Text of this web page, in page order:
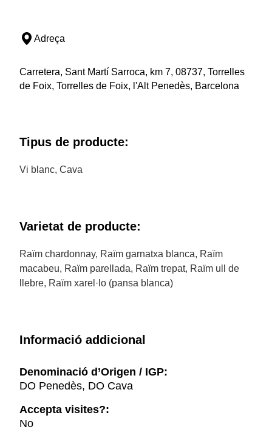
Adreça
Carretera, Sant Martí Sarroca, km 7, 08737, Torrelles
de Foix, Torrelles de Foix, l'Alt Penedès, Barcelona
Tipus de producte:
Vi blanc, Cava
Varietat de producte:
Raïm chardonnay, Raïm garnatxa blanca, Raïm
macabeu, Raïm parellada, Raïm trepat, Raïm ull de
llebre, Raïm xarel·lo (pansa blanca)
Informació addicional
Denominació d’Origen / IGP:
DO Penedès, DO Cava
Accepta visites?:
No